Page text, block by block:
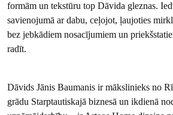
formām un tekstūru top Dāvida gleznas.
savienojumā ar dabu, ceļojot, ļaujoties
bez jebkādiem nosacījumiem un
radīt.
Dāvids Jānis Baumanis ir mākslinieks no
grādu Starptautiskajā biznesā un ikdienā